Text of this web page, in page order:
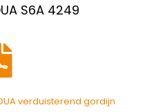
S6A 4249
verduisterend gordijn